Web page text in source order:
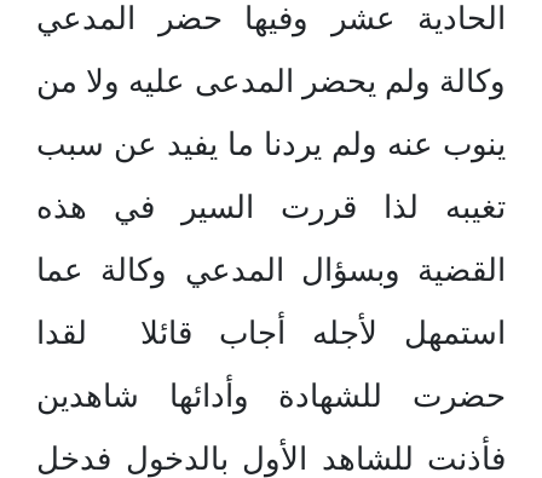
الحادية عشر وفيها حضر المدعي
وكالة ولم يحضر المدعى عليه ولا من
ينوب عنه ولم يردنا ما يفيد عن سبب
تغيبه لذا قررت السير في هذه
القضية وبسؤال المدعي وكالة عما
استمهل لأجله أجاب قائلا لقدا
حضرت للشهادة وأدائها شاهدين
فأذنت للشاهد الأول بالدخول فدخل